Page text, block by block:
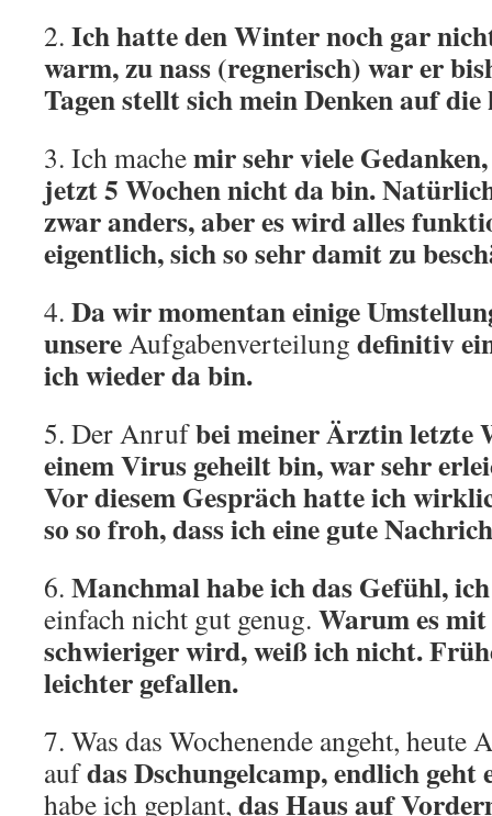
2. Ich hatte den Winter noch gar
warm, zu nass (regnerisch) war er
Tagen stellt sich mein Denken auf
3. Ich machemir sehr viele
jetzt 5 Wochen nicht da bin.
zwar anders, aber es wird alles
eigentlich, sich so sehr damit zu
4. Da wir momentan einige
unsereAufgabenverteilung definitiv
ich wieder da bin.
5. Der Anrufbei meiner Ärztin letzte
einem Virus geheilt bin, war sehr
Vor diesem Gespräch hatte ich
so so froh, dass ich eine gute
6. Manchmal habe ich das Gefühl,
einfach nicht gut genug. Warum es
schwieriger wird, weiß ich nicht.
leichter gefallen.
7. Was das Wochenende angeht, heute
aufdas Dschungelcamp, endlich geht
habe ich geplant, das Haus auf